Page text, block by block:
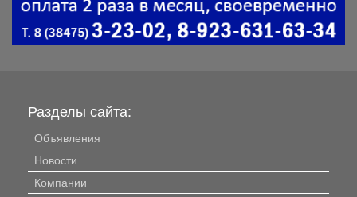
Разделы сайта:
Объявления
Новости
Компании